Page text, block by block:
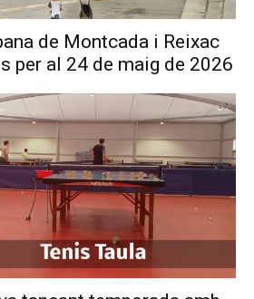
de Montcada i Reixac
per al 24 de maig de 2026